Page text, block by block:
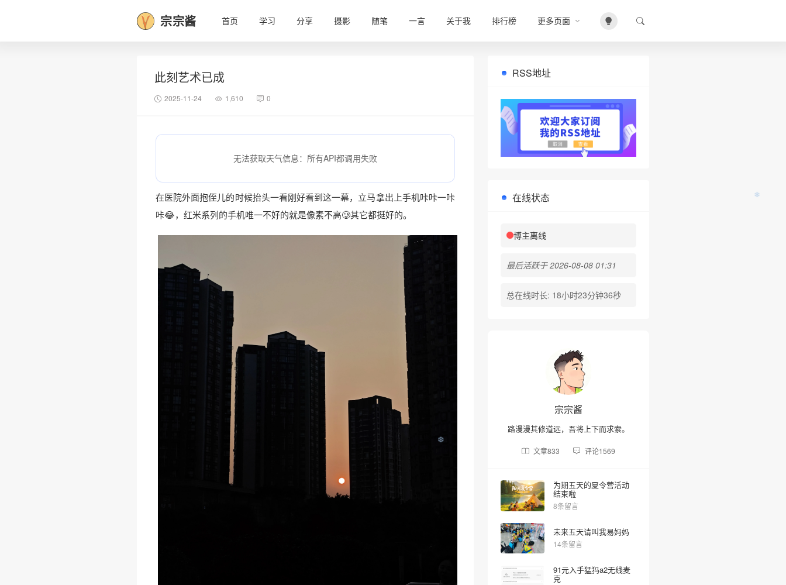
宗宗酱 首页 学习 分享 摄影 随笔 一言 关于我 排行榜 更多页面
此刻艺术已成
2025-11-24 1,610 0
无法获取天气信息：所有API都调用失败
在医院外面抱侄儿的时候抬头一看刚好看到这一幕，立马拿出上手机咔咔一咔
咔😂，红米系列的手机唯一不好的就是像素不高🥲其它都挺好的。
RSS地址
在线状态
博主离线
最后活跃于 2026-08-08 01:31
总在线时长: 18小时23分钟36秒
宗宗酱
路漫漫其修道远，吾将上下而求索。
文章833 评论1569
为期五天的夏令营活动
结束啦
8条留言
未来五天请叫我易妈妈
14条留言
91元入手猛犸a2无线麦
克